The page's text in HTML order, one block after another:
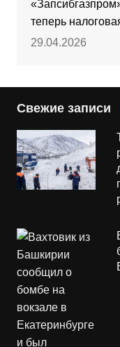
теперь
29.04.2026
Свежие записи